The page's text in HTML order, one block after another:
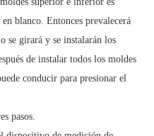
blanco. Entonces prevalecerá
se girará y se instalarán los
de instalar todos los moldes
conducir para presionar el
pasos.